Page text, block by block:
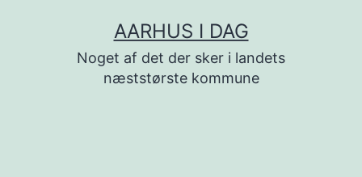
AARHUS I DAG
Noget af det der sker i landets
næststørste kommune